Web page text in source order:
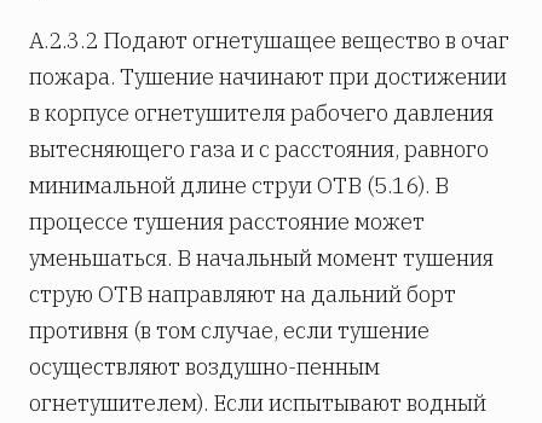
А.2.3.2 Подают огнетушащее вещество в очаг
пожара. Тушение начинают при достижении
в корпусе огнетушителя рабочего давления
вытесняющего газа и с расстояния, равного
минимальной длине струи ОТВ (5.16). В
процессе тушения расстояние может
уменьшаться. В начальный момент тушения
струю ОТВ направляют на дальний борт
противня (в том случае, если тушение
осуществляют воздушно-пенным
огнетушителем). Если испытывают водный